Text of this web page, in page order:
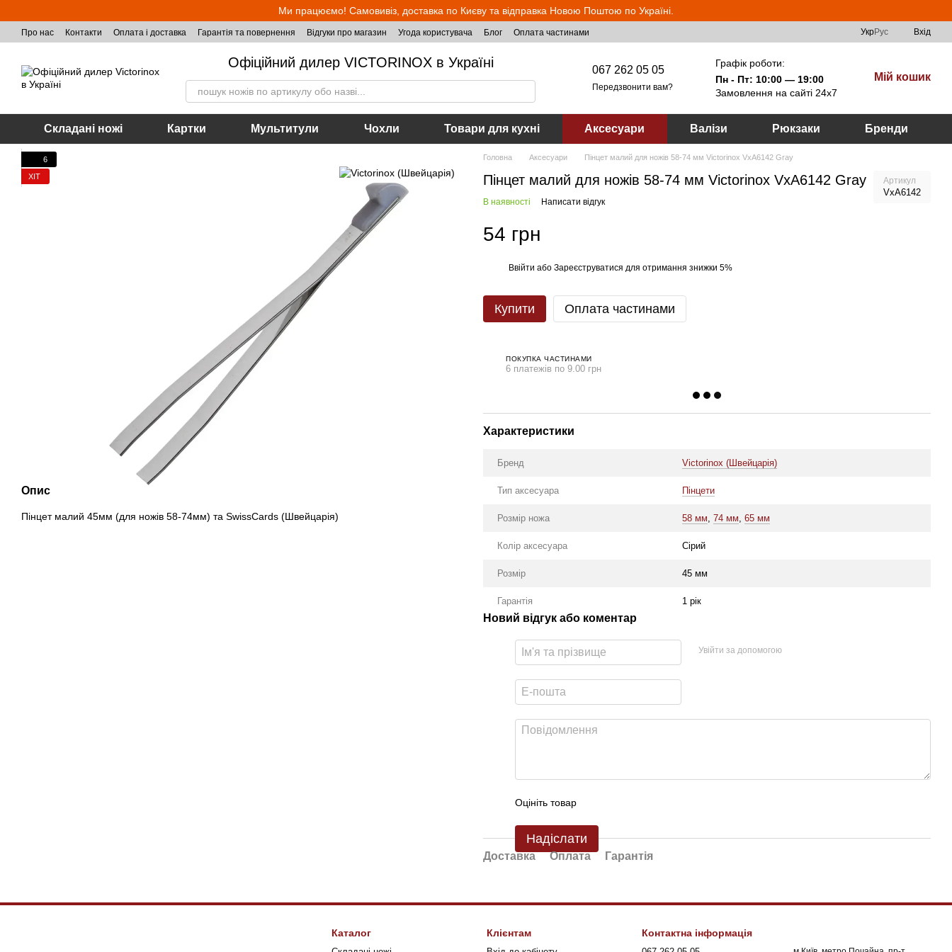
Ми працюємо! Самовивіз, доставка по Києву та відправка Новою Поштою по Україні.
Про нас Контакти Оплата і доставка Гарантія та повернення Відгуки про магазин Угода користувача Блог Оплата частинами УкрРус Вхід
Офіційний дилер VICTORINOX в Україні 067 262 05 05
Передзвонити вам?
Графік роботи:
Пн - Пт: 10:00 — 19:00
Замовлення на сайті 24х7
Мій кошик
Складані ножі Картки Мультитули Чохли Товари для кухні Аксесуари Валізи Рюкзаки Бренди
6
ХІТ
Опис
Пінцет малий 45мм (для ножів 58-74мм) та SwissCards (Швейцарія)
Головна Аксесуари Пінцет малий для ножів 58-74 мм Victorinox VxA6142 Gray
Пінцет малий для ножів 58-74 мм Victorinox VxA6142 Gray Артикул
VxA6142
В наявності Написати відгук
54 грн
Ввійти або Зареєструватися для отримання знижки 5%
Купити Оплата частинами
ПОКУПКА ЧАСТИНАМИ
6 платежів по 9.00 грн
Характеристики
Бренд Victorinox (Швейцарія)
Тип аксесуара Пінцети
Розмір ножа 58 мм, 74 мм, 65 мм
Колір аксесуара Сірий
Розмір 45 мм
Гарантія 1 рік
Новий відгук або коментар
Увійти за допомогою
Оцініть товар
Надіслати
Доставка Оплата Гарантія
Каталог Клієнтам Контактна інформація